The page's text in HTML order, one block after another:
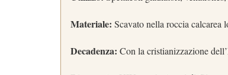
Materiale: Scavato nella roccia calcarea
Decadenza: Con la cristianizzazione